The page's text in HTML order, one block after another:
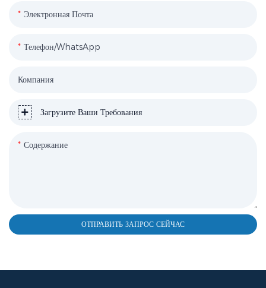
Электронная Почта
Телефон/WhatsApp
Компания
Загрузите Ваши Требования
Содержание
ОТПРАВИТЬ ЗАПРОС СЕЙЧАС